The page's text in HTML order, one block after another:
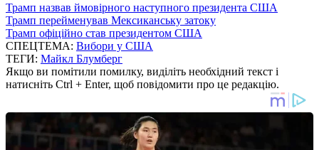
Трамп назвав ймовірного наступного президента США
Трамп перейменував Мексиканську затоку
Трамп офіційно став президентом США
СПЕЦТЕМА: Вибори у США
ТЕГИ: Майкл Блумберг
Якщо ви помітили помилку, виділіть необхідний текст і
натисніть Ctrl + Enter, щоб повідомити про це редакцію.